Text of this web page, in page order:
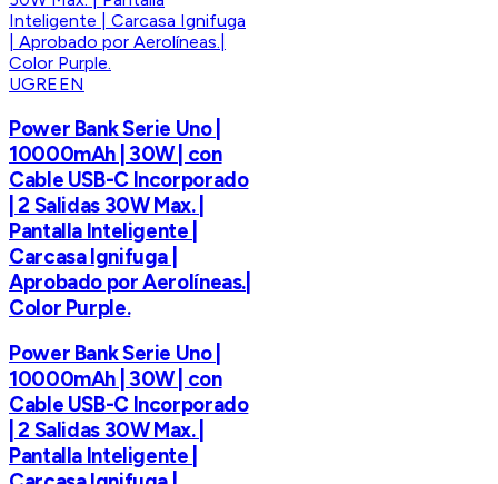
UGREEN
Power Bank Serie Uno |
10000mAh | 30W | con
Cable USB-C Incorporado
| 2 Salidas 30W Max. |
Pantalla Inteligente |
Carcasa Ignifuga |
Aprobado por Aerolíneas.|
Color Purple.
Power Bank Serie Uno |
10000mAh | 30W | con
Cable USB-C Incorporado
| 2 Salidas 30W Max. |
Pantalla Inteligente |